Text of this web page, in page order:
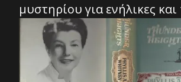
μυστηρίου για ενήλικες και